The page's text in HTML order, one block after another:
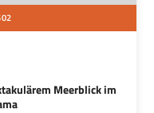
Meerblick im